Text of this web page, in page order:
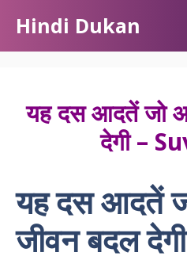
content
Hindi Dukan
यह दस आदतें जो
देगी –
यह दस आदतें
जीवन बदल देगी